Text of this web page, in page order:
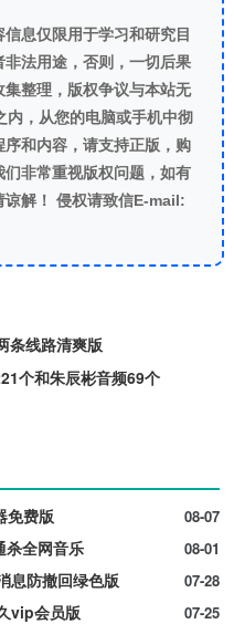
息仅限用于学习和研究目
法用途，否则，一切后果
整理，版权争议与本站无
内，从您的电脑或手机中彻
和内容，请支持正版，购
非常重视版权问题，如有
谅解！ 侵权请致信E-mail:
条线路清爽版
个和朱辰彬音频69个
08-07
免费版
08-01
杀全网音乐
07-28
息防撤回绿色版
07-25
vip会员版